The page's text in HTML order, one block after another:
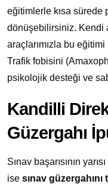
eğitimlerle kısa sürede
dönüşebilirsiniz. Kendi
araçlarımızla bu
Trafik fobisini
psikolojik desteği ve
Kandilli
Güzergahı
Sınav başarısının
ise sınav güzergahını